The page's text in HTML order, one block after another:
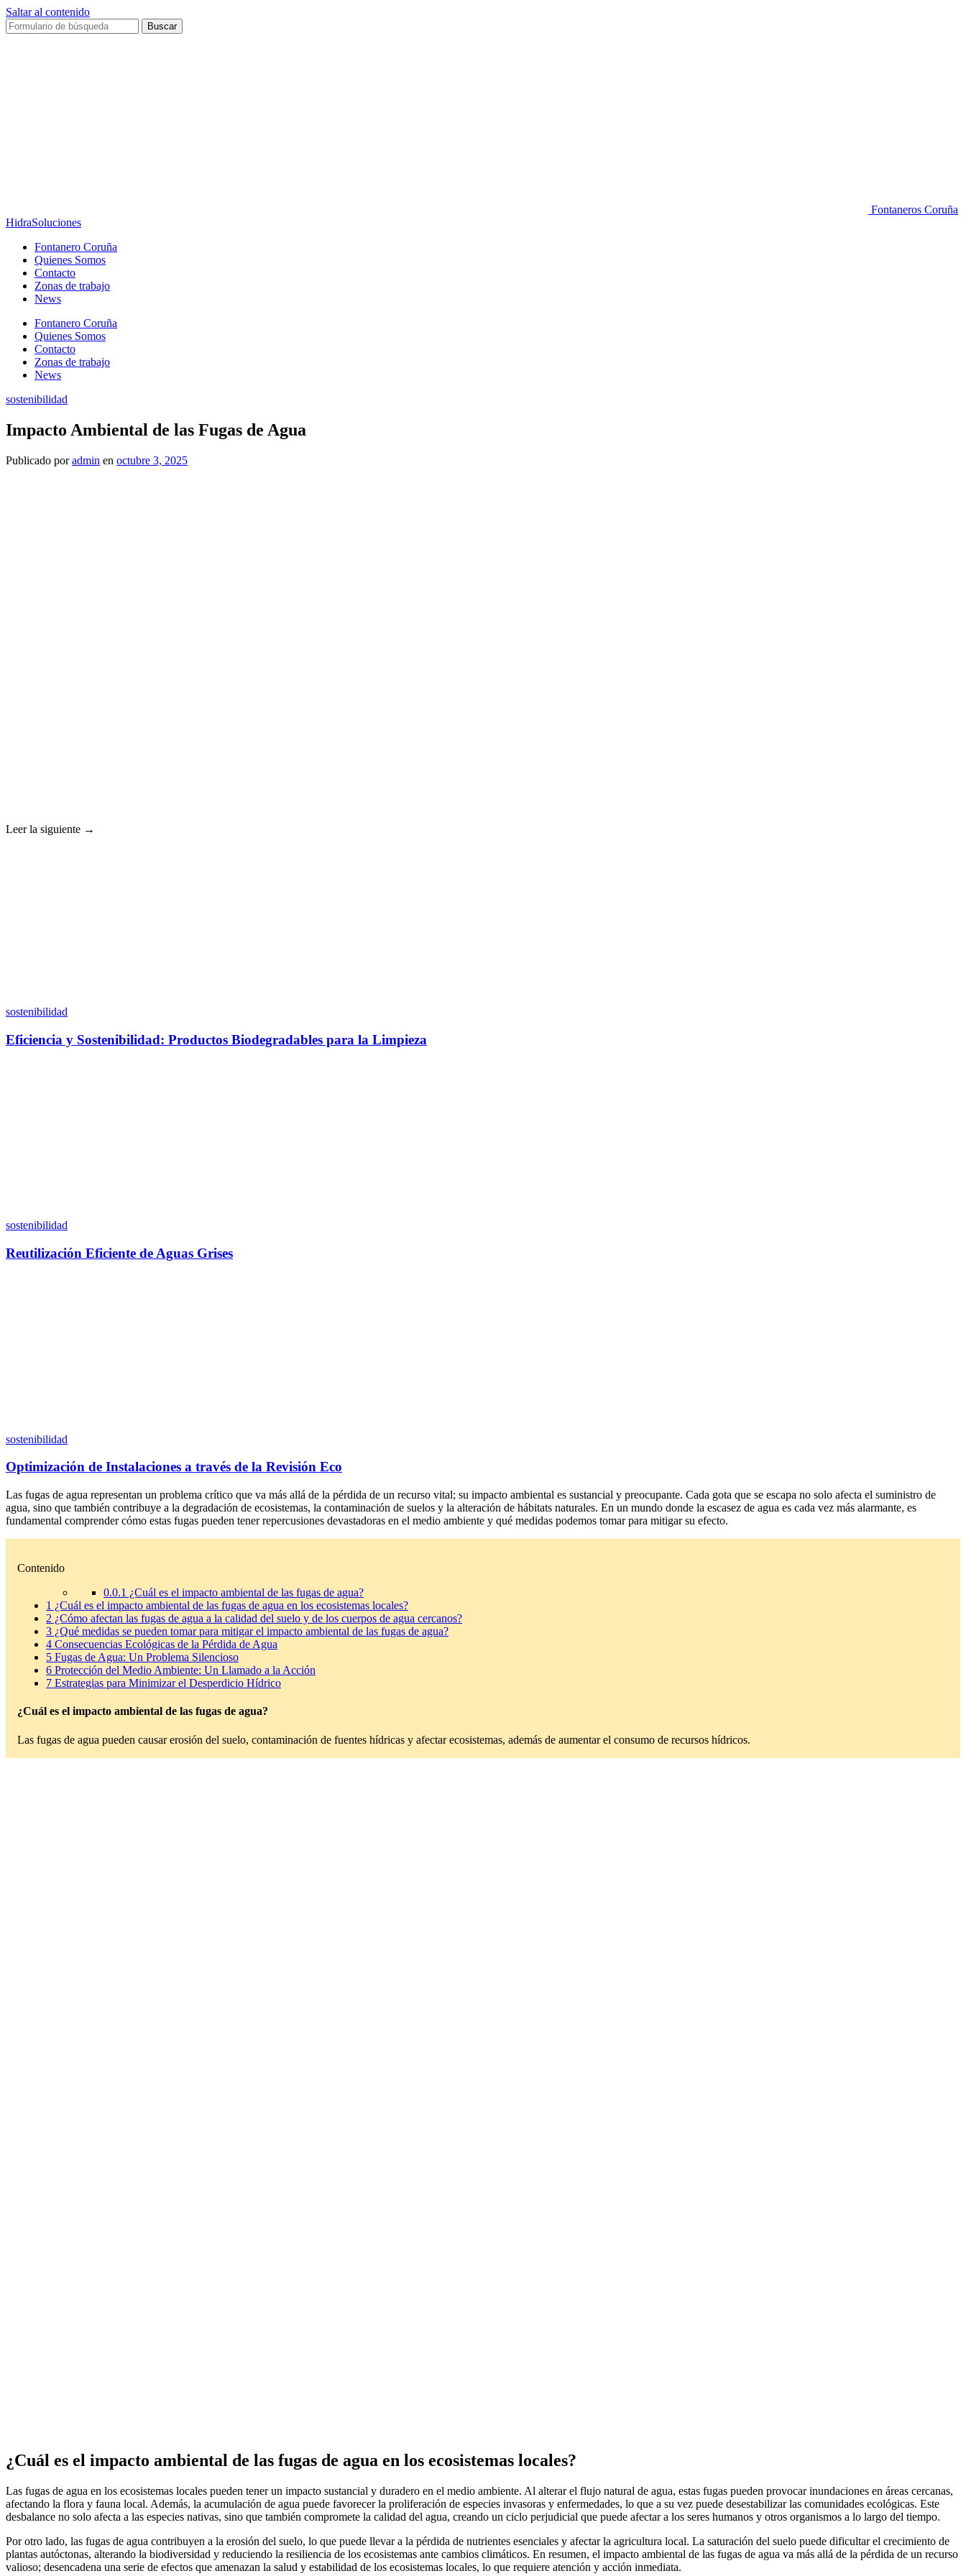
Saltar al contenido
Buscar
Fontaneros Coruña
HidraSoluciones
Fontanero Coruña
Quienes Somos
Contacto
Zonas de trabajo
News
Fontanero Coruña
Quienes Somos
Contacto
Zonas de trabajo
News
sostenibilidad
Impacto Ambiental de las Fugas de Agua
Publicado poradmin en octubre 3, 2025
Leer la siguiente →
sostenibilidad
Eficiencia y Sostenibilidad: Productos Biodegradables para la Limpieza
sostenibilidad
Reutilización Eficiente de Aguas Grises
sostenibilidad
Optimización de Instalaciones a través de la Revisión Eco
Las fugas de agua representan un problema crítico que va más allá de la pérdida de un recurso vital; su impacto ambiental es sustancial y preocupante. Cada gota que se escapa no solo afecta el suministro de
agua, sino que también contribuye a la degradación de ecosistemas, la contaminación de suelos y la alteración de hábitats naturales. En un mundo donde la escasez de agua es cada vez más alarmante, es
fundamental comprender cómo estas fugas pueden tener repercusiones devastadoras en el medio ambiente y qué medidas podemos tomar para mitigar su efecto.
Contenido
0.0.1 ¿Cuál es el impacto ambiental de las fugas de agua?
1 ¿Cuál es el impacto ambiental de las fugas de agua en los ecosistemas locales?
2 ¿Cómo afectan las fugas de agua a la calidad del suelo y de los cuerpos de agua cercanos?
3 ¿Qué medidas se pueden tomar para mitigar el impacto ambiental de las fugas de agua?
4 Consecuencias Ecológicas de la Pérdida de Agua
5 Fugas de Agua: Un Problema Silencioso
6 Protección del Medio Ambiente: Un Llamado a la Acción
7 Estrategias para Minimizar el Desperdicio Hídrico
¿Cuál es el impacto ambiental de las fugas de agua?
Las fugas de agua pueden causar erosión del suelo, contaminación de fuentes hídricas y afectar ecosistemas, además de aumentar el consumo de recursos hídricos.
¿Cuál es el impacto ambiental de las fugas de agua en los ecosistemas locales?
Las fugas de agua en los ecosistemas locales pueden tener un impacto sustancial y duradero en el medio ambiente. Al alterar el flujo natural de agua, estas fugas pueden provocar inundaciones en áreas cercanas,
afectando la flora y fauna local. Además, la acumulación de agua puede favorecer la proliferación de especies invasoras y enfermedades, lo que a su vez puede desestabilizar las comunidades ecológicas. Este
desbalance no solo afecta a las especies nativas, sino que también compromete la calidad del agua, creando un ciclo perjudicial que puede afectar a los seres humanos y otros organismos a lo largo del tiempo.
Por otro lado, las fugas de agua contribuyen a la erosión del suelo, lo que puede llevar a la pérdida de nutrientes esenciales y afectar la agricultura local. La saturación del suelo puede dificultar el crecimiento de
plantas autóctonas, alterando la biodiversidad y reduciendo la resiliencia de los ecosistemas ante cambios climáticos. En resumen, el impacto ambiental de las fugas de agua va más allá de la pérdida de un recurso
valioso; desencadena una serie de efectos que amenazan la salud y estabilidad de los ecosistemas locales, lo que requiere atención y acción inmediata.